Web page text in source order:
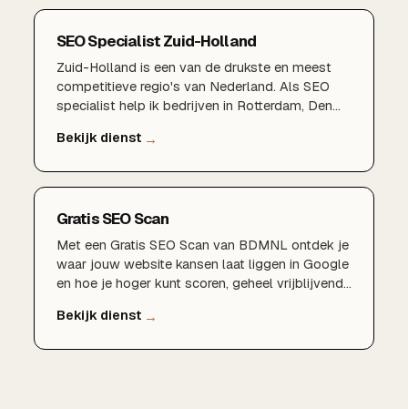
SEO Specialist Zuid-Holland
Zuid-Holland is een van de drukste en meest
competitieve regio's van Nederland. Als SEO
specialist help ik bedrijven in Rotterdam, Den
van de provincie om structureel beter vindbaar
Gratis SEO Scan
Met een Gratis SEO Scan van BDMNL ontdek je
waar jouw website kansen laat liggen in Google
en hoe je hoger kunt scoren, geheel vrijblijvend